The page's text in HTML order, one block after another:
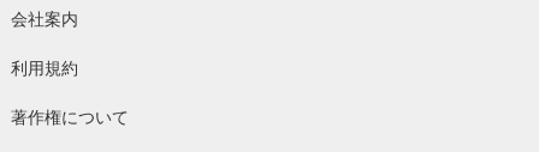
会社案内
利用規約
著作権について